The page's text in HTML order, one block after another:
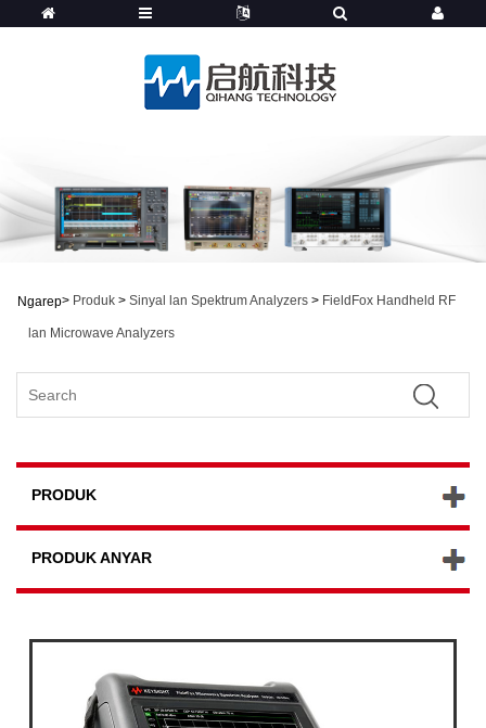
Ngarep> Produk > Sinyal lan Spektrum Analyzers > FieldFox Handheld RF
lan Microwave Analyzers
PRODUK
PRODUK ANYAR